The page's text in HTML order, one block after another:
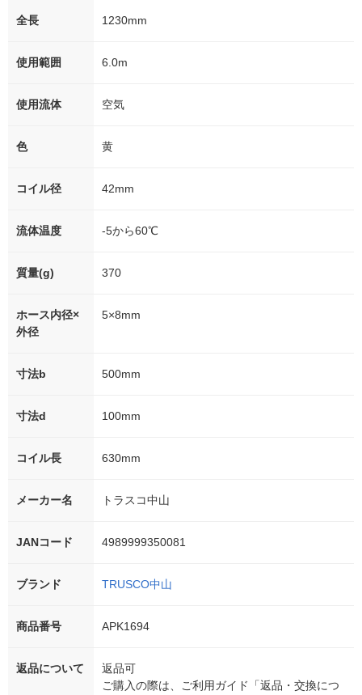
全長 1230mm
使用範囲 6.0m
使用流体 空気
色 黄
コイル径 42mm
流体温度 -5から60℃
質量(g) 370
ホース内径×
外径
5×8mm
寸法b 500mm
寸法d 100mm
コイル長 630mm
メーカー名 トラスコ中山
JANコード 4989999350081
ブランド TRUSCO中山
商品番号 APK1694
返品について
返品可
ご購入の際は、ご利用ガイド「返品・交換につ